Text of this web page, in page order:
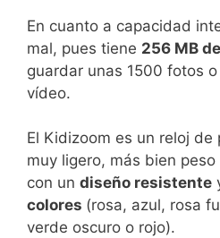
En cuanto a capacidad
mal, pues tiene 256 MB
guardar unas 1500 fotos
vídeo.
El Kidizoom es un reloj
muy ligero, más bien
con un diseño resistente
colores (rosa, azul, rosa
verde oscuro o rojo).